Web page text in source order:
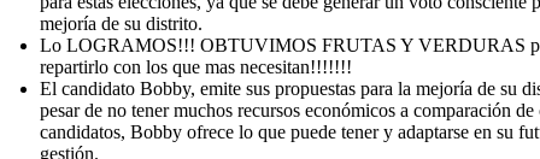
mejoría de su distrito.
Lo LOGRAMOS!!! OBTUVIMOS FRUTAS Y VERDURAS
repartirlo con los que mas necesitan!!!!!!!
El candidato Bobby, emite sus propuestas para la mejoría de su
pesar de no tener muchos recursos económicos a comparación de
candidatos, Bobby ofrece lo que puede tener y adaptarse en su
gestión.